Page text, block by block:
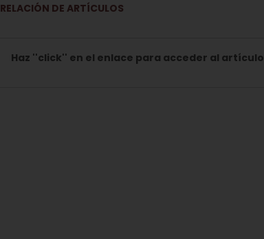
RELACIÓN DE ARTÍCULOS
Haz ''click'' en el enlace para acceder al artículo